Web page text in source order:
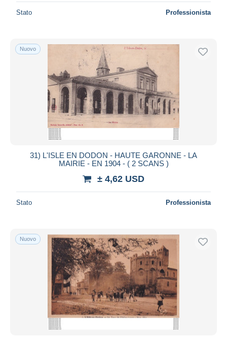
Stato Professionista
Nuovo
31) L'ISLE EN DODON - HAUTE GARONNE - LA
MAIRIE - EN 1904 - ( 2 SCANS )
± 4,62 USD
Stato Professionista
Nuovo